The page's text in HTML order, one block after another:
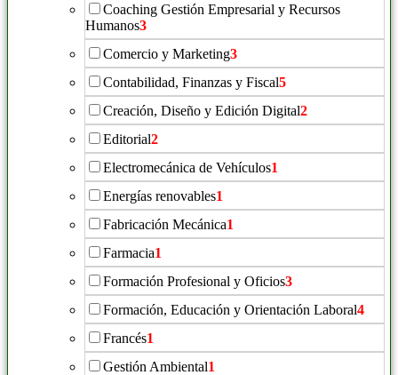
Coaching Gestión Empresarial y Recursos
Humanos3
Comercio y Marketing3
Contabilidad, Finanzas y Fiscal5
Creación, Diseño y Edición Digital2
Editorial2
Electromecánica de Vehículos1
Energías renovables1
Fabricación Mecánica1
Farmacia1
Formación Profesional y Oficios3
Formación, Educación y Orientación Laboral4
Francés1
Gestión Ambiental1